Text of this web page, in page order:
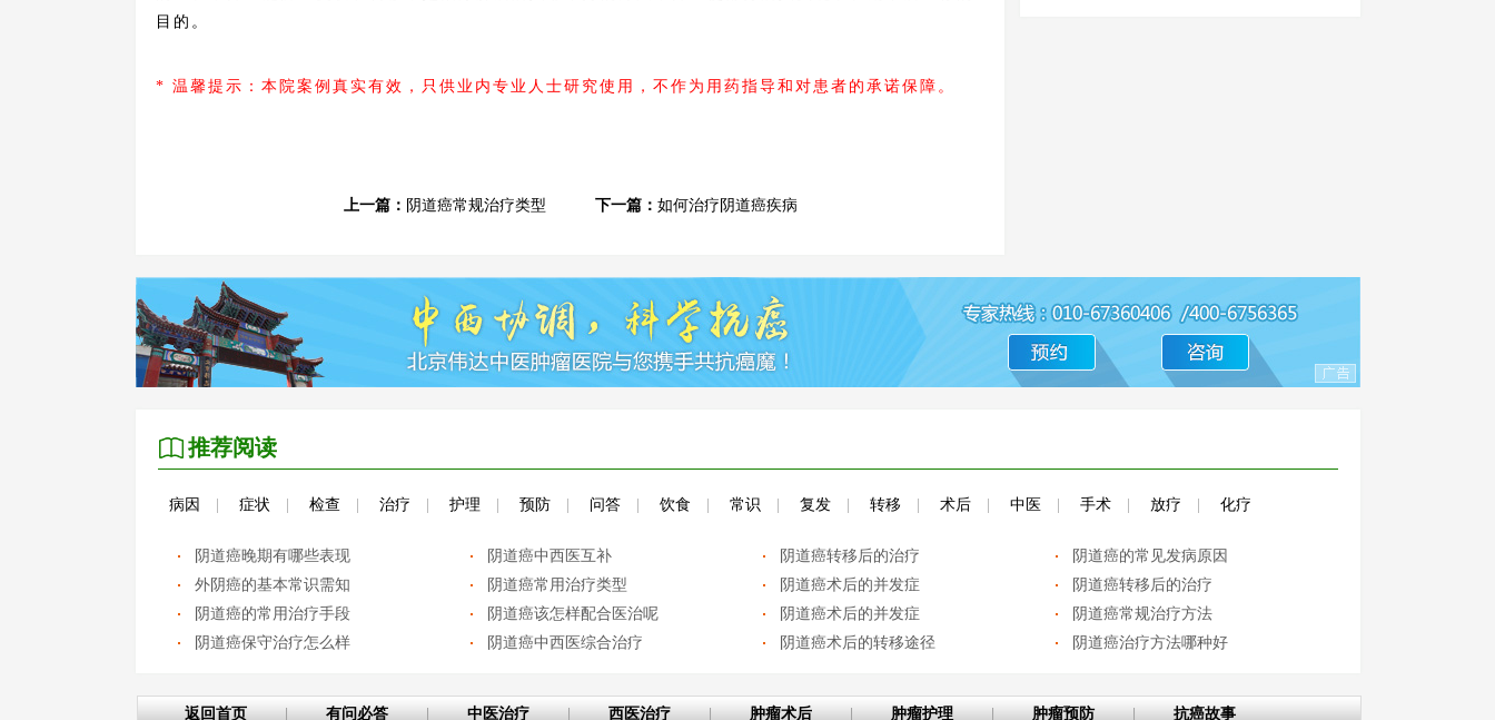
目的。
* 温馨提示：本院案例真实有效，只供业内专业人士研究使用，不作为用药指导和对患者的承诺保障。
上一篇： 阴道癌常规治疗类型 下一篇： 如何治疗阴道癌疾病
推荐阅读
病因 症状 检查 治疗 护理 预防 问答 饮食 常识 复发 转移 术后 中医 手术 放疗 化疗
阴道癌晚期有哪些表现 阴道癌中西医互补 阴道癌转移后的治疗
阴道癌的常见发病原因
外阴癌的基本常识需知
阴道癌常用治疗类型 阴道癌术后的并发症
阴道癌转移后的治疗
阴道癌的常用治疗手段
阴道癌该怎样配合医治呢 阴道癌术后的并发症
阴道癌常规治疗方法
阴道癌保守治疗怎么样
阴道癌中西医综合治疗 阴道癌术后的转移途径 阴道癌治疗方法哪种好
返回首页 有问必答 中医治疗 西医治疗 肿瘤术后 肿瘤护理 肿瘤预防 抗癌故事